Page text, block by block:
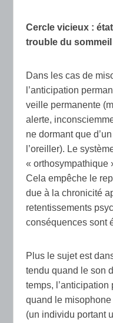
Cercle vicieux :
trouble du sommeil
Dans les cas de
l’anticipation
veille permanente
alerte,
ne dormant que
l’oreiller). Le
« orthosympathique
Cela empêche le
due à la chronicité
retentissements
conséquences sont
Plus le sujet est
tendu quand le son
temps, l’anticipation
quand le
(un individu portant